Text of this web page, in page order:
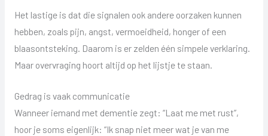
Het lastige is dat die signalen ook andere oorzaken kunnen
hebben, zoals pijn, angst, vermoeidheid, honger of een
blaasontsteking. Daarom is er zelden één simpele verklaring.
Maar overvraging hoort altijd op het lijstje te staan.
Gedrag is vaak communicatie
Wanneer iemand met dementie zegt: “Laat me met rust”,
hoor je soms eigenlijk: “Ik snap niet meer wat je van me